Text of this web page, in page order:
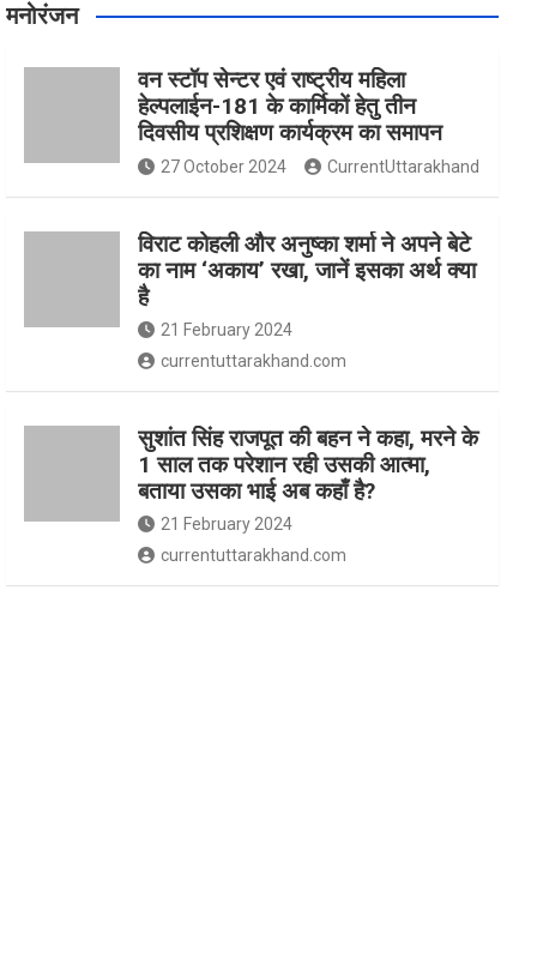
मनोरंजन
वन स्टॉप सेन्टर एवं राष्ट्रीय महिला
हेल्पलाईन-181 के कार्मिकों हेतु तीन
दिवसीय प्रशिक्षण कार्यक्रम का समापन
27 October 2024 CurrentUttarakhand
विराट कोहली और अनुष्का शर्मा ने अपने बेटे
का नाम ‘अकाय’ रखा, जानें इसका अर्थ क्‍या
है
21 February 2024
currentuttarakhand.com
सुशांत सिंह राजपूत की बहन ने कहा, मरने के
1 साल तक परेशान रही उसकी आत्मा,
बताया उसका भाई अब कहाँ है?
21 February 2024
currentuttarakhand.com